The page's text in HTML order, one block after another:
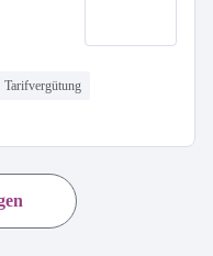
Tarifvergütung